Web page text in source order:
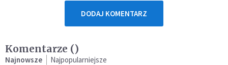
DODAJ KOMENTARZ
Komentarze ()
Najnowsze Najpopularniejsze